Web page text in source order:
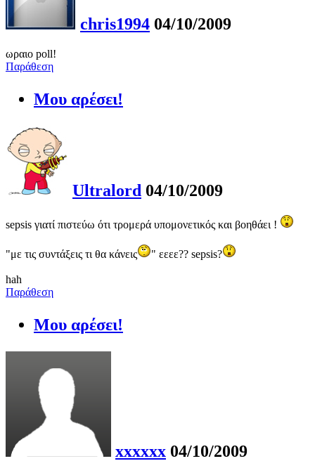
chris1994 04/10/2009
ωραιο poll!
Παράθεση
Μου αρέσει!
Ultralord 04/10/2009
sepsis γιατί πιστεύω ότι τρομερά υπομονετικός και βοηθάει !
"με τις συντάξεις τι θα κάνεις " εεεε?? sepsis?
hah
Παράθεση
Μου αρέσει!
xxxxxx 04/10/2009